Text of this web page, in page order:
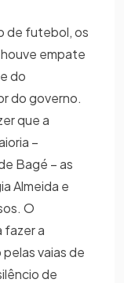
de futebol, os
empate
do
do governo.
que a
–
Bagé – as
Almeida e
O
fazer a
vaias de
de